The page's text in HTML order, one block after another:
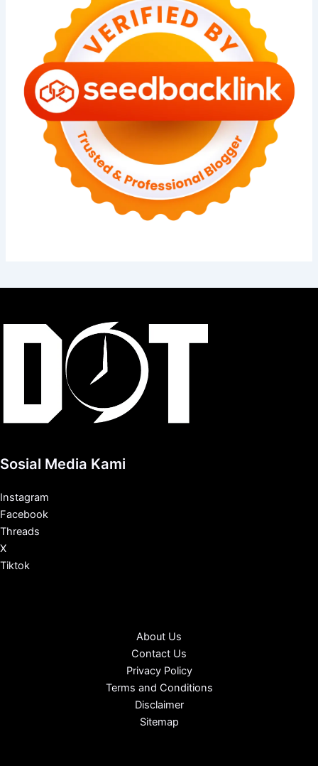
Sosial Media Kami
Instagram
Facebook
Threads
X
Tiktok
About Us
Contact Us
Privacy Policy
Terms and Conditions
Disclaimer
Sitemap